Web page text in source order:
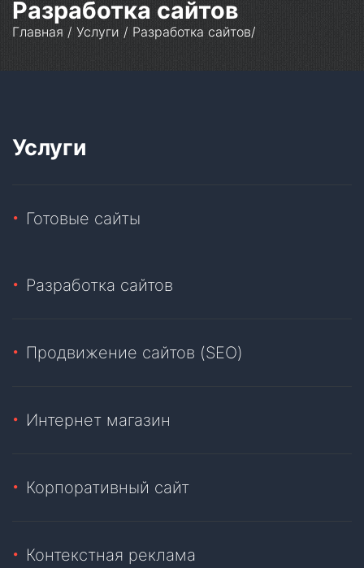
Разработка сайтов
Главная / Услуги / Разработка сайтов/
Услуги
Готовые сайты
Разработка сайтов
Продвижение сайтов (SEO)
Интернет магазин
Корпоративный сайт
Контекстная реклама